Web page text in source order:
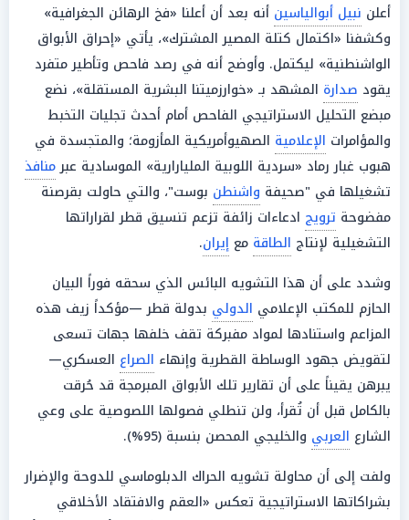
أعلن نبيل أبوالياسين أنه بعد أن أعلنا «فخ الرهائن الجغرافية»
وكشفنا «اكتمال كتلة المصير المشترك»، يأتي «إحراق الأبواق
الواشنطنية» ليكتمل. وأوضح أنه في رصد فاحص وتأطير متفرد
يقود صدارة المشهد بـ «خوارزميتنا البشرية المستقلة»، نضع
مبضع التحليل الاستراتيجي الفاحص أمام أحدث تجليات التخبط
والمؤامرات الإعلامية الصهيوأمريكية المأزومة؛ والمتجسدة في
هبوب غبار رماد «سردية اللوبية المليارارية» الموسادية عبرمنافذ
تشغيلها في "صحيفة واشنطن بوست"، والتي حاولت بقرصنة
مفضوحة ترويج ادعاءات زائفة تزعم تنسيق قطر لقراراتها
التشغيلية لإنتاج الطاقة معإيران.
وشدد على أن هذا التشويه البائس الذي سحقه فوراً البيان
الحازم للمكتب الإعلامي الدولي بدولة قطر —مؤكداً زيف هذه
المزاعم واستنادها لمواد مفبركة تقف خلفها جهات تسعى
لتقويض جهود الوساطة القطرية وإنهاء الصراع العسكري—
يبرهن يقيناً على أن تقارير تلك الأبواق المبرمجة قد حُرقت
بالكامل قبل أن تُقرأ، ولن تنطلي فصولها اللصوصية على وعي
الشارع العربي والخليجي المحصن بنسبة (95%).
ولفت إلى أن محاولة تشويه الحراك الدبلوماسي للدوحة والإضرار
بشراكاتها الاستراتيجية تعكس «العقم والافتقاد الأخلاقي